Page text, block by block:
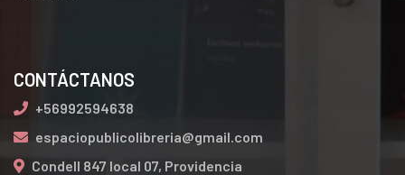
CONTÁCTANOS
+56992594638
espaciopublicolibreria@gmail.com
Condell 847 local 07, Providencia